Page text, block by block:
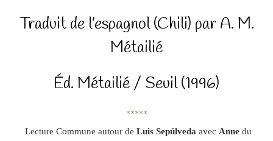
Traduit de l’espagnol (Chili) par A. M.
Métailié
Éd. Métailié / Seuil (1996)
*****
Lecture Commune autour de Luis Sepúlvedaavec Annedu